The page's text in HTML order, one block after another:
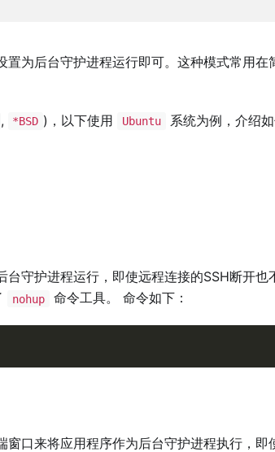
为后台守护进程运行即可。这种模式常用在
, *BSD )，以下使用 Ubuntu
系统为例，介绍
台守护进程运行，即使远程连接的SSH断开也
nohup 命令工具。 命令如下：
口来将应用程序作为后台守护进程执行，即